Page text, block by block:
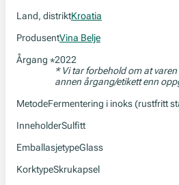
Land, distriktKroatia
ProdusentVina Belje
Årgang *2022
* Vi tar forbehold om at
annen årgang/etikett enn
MetodeFermentering i inoks (rustfritt
InneholderSulfitt
EmballasjetypeGlass
KorktypeSkrukapsel